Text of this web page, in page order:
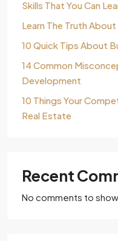
Skills That You Can
Learn The Truth
10 Quick Tips About
14 Common
Development
10 Things Your
Real Estate
Recent
No comments to show.